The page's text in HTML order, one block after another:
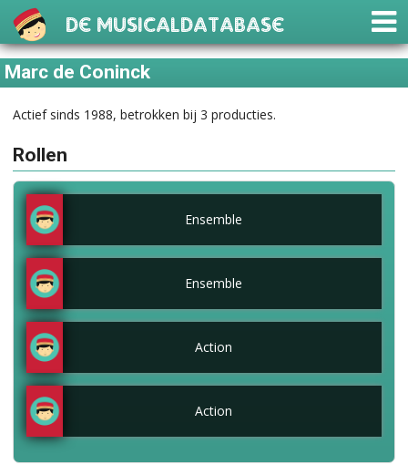
De Musicaldatabase
Marc de Coninck
Actief sinds 1988, betrokken bij 3 producties.
Rollen
Ensemble
Ensemble
Action
Action